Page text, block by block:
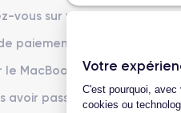
Votre
C'est pourquoi,
cookies ou
vous sur vos produits ?
paiement ?
MacBook Pro en plusieurs
avoir passé la commande ?